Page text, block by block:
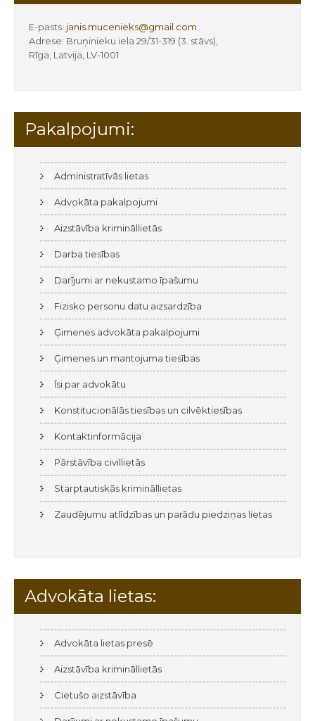
E-pasts: janis.mucenieks@gmail.com
Adrese: Bruņinieku iela 29/31-319 (3. stāvs),
Rīga, Latvija, LV-1001
Pakalpojumi:
Administratīvās lietas
Advokāta pakalpojumi
Aizstāvība krimināllietās
Darba tiesības
Darījumi ar nekustamo īpašumu
Fizisko personu datu aizsardzība
Ģimenes advokāta pakalpojumi
Ģimenes un mantojuma tiesības
Īsi par advokātu
Konstitucionālās tiesības un cilvēktiesības
Kontaktinformācija
Pārstāvība civillietās
Starptautiskās krimināllietas
Zaudējumu atlīdzības un parādu piedziņas lietas
Advokāta lietas:
Advokāta lietas presē
Aizstāvība krimināllietās
Cietušo aizstāvība